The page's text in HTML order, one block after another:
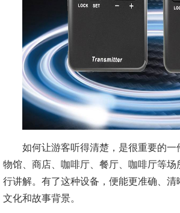
如何让游客听得清楚，是很重要的一
物馆、商店、咖啡厅、餐厅、咖啡厅等场
行讲解。有了这种设备，便能更准确、清
文化和故事背景。